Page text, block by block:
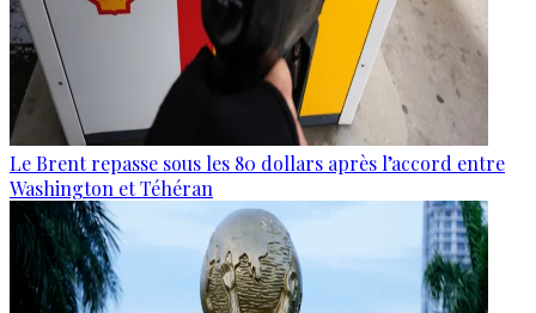
Le Brent repasse sous les 80 dollars après l’accord entre
Washington et Téhéran